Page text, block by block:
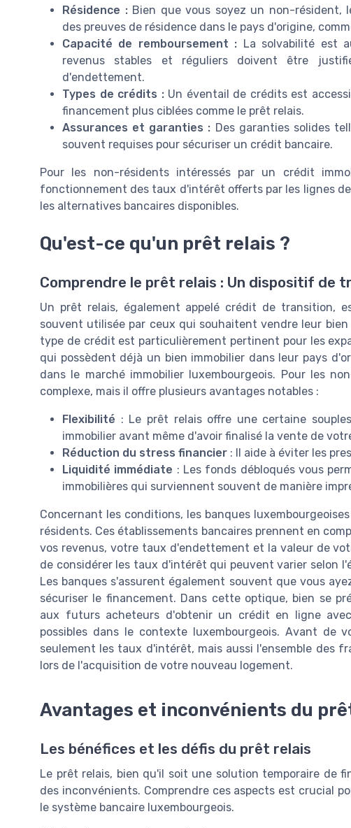
Résidence :Bien que vous soyez un non-résident,
des preuves de résidence dans le pays d'origine,
Capacité de remboursement : La solvabilité est
revenus stables et réguliers doivent être
d'endettement.
Types de crédits :Un éventail de crédits est
financement plus ciblées comme le prêt relais.
Assurances et garanties : Des garanties solides
souvent requises pour sécuriser un crédit bancaire.
Pour les non-résidents intéressés par un crédit
fonctionnement des taux d'intérêt offerts par les lignes
les alternatives bancaires disponibles.
Qu'est-ce qu'un prêt relais ?
Comprendre le prêt relais : Un dispositif de
Un prêt relais, également appelé crédit de transition,
souvent utilisée par ceux qui souhaitent vendre leur
type de crédit est particulièrement pertinent pour les
qui possèdent déjà un bien immobilier dans leur pays
dans le marché immobilier luxembourgeois. Pour les
complexe, mais il offre plusieurs avantages notables :
Flexibilité : Le prêt relais offre une certaine
immobilier avant même d'avoir finalisé la vente de
Réduction du stress financier : Il aide à éviter les
Liquidité immédiate : Les fonds débloqués vous
immobilières qui surviennent souvent de manière
Concernant les conditions, les banques
résidents. Ces établissements bancaires prennent en
vos revenus, votre taux d'endettement et la valeur de
de considérer les taux d'intérêt qui peuvent varier selon
Les banques s'assurent également souvent que vous
sécuriser le financement. Dans cette optique, bien se
aux futurs acheteurs d'obtenir un crédit en ligne
possibles dans le contexte luxembourgeois. Avant de
seulement les taux d'intérêt, mais aussi l'ensemble des
lors de l'acquisition de votre nouveau logement.
Avantages et inconvénients du
Les bénéfices et les défis du prêt relais
Le prêt relais, bien qu'il soit une solution temporaire de
des inconvénients. Comprendre ces aspects est crucial
le système bancaire luxembourgeois.